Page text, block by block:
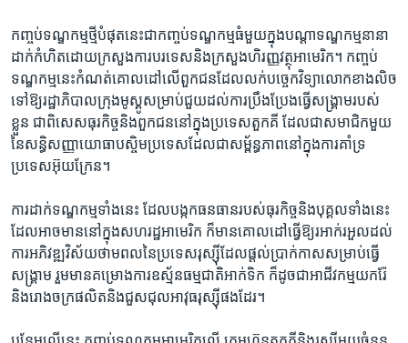
កញ្ចប់​ទណ្ឌកម្ម​ថ្មី​បំផុត​នេះ​ជា​កញ្ចប់ទណ្ឌកម្មធំមួយ​ក្នុង​បណ្តាទណ្ឌកម្ម​នានា
ដាក់កំហិត​ដោយ​ក្រសួង​ការបរទេស​និង​ក្រសួង​ហិរញ្ញវត្ថុអាមេរិក។ កញ្ចប់​
ទណ្ឌកម្ម​នេះកំណត់​គោលដៅ​លើ​ពួកជន​ដែល​លក់​បច្ចេកវិទ្យា​លោកខាង​លិច​
ទៅឱ្យ​រដ្ឋាភិបាល​ក្រុង​មូស្គូ​សម្រាប់​ជួយ​ដល់​ការប្រឹងប្រែង​ធ្វើ​សង្គ្រាម​របស់​
ខ្លួន ​ជាពិសេស​ធុរកិច្ច​និង​ពួក​ជន​នៅ​ក្នុង​ប្រទេស​តួកគី ​ដែល​ជា​សមាជិក​មួយ
នៃសន្ធិសញ្ញា​យោធា​បស្ចិម​ប្រទេស​ដែល​ជា​សម្ព័ន្ធភាពនៅ​ក្នុង​ការគាំទ្រ​
ប្រទេស​អ៊ុយក្រែន។
ការ​ដាក់​ទណ្ឌកម្ម​ទាំងនេះ ​ដែល​បង្កកធនធាន​របស់​ធុរកិច្ច​និង​បុគ្គល​ទាំង​នេះ
ដែល​អាច​មាន​នៅ​ក្នុង​សហរដ្ឋ​អាមេរិក ​ក៏​មាន​គោលដៅធ្វើឱ្យរអាក់​រអួល​ដល់​
ការ​អភិវឌ្ឍវិស័យ​ថាមពល​នៃ​ប្រទេស​រុស្ស៊ី​ដែល​ផ្តល់​ប្រាក់​កាស​សម្រាប់​ធ្វើ​
សង្គ្រាម រួម​មាន​គម្រោងការ​ឧស្ម័ន​ធម្មជាតិ​អាក់ទិក​ ក៏ដូចជា​អាជីវកម្មយក​រ៉ែ​
និងរោងចក្រ​ផលិត​និង​ជួសជុល​អាវុធ​រុស្ស៊ី​ផង​ដែរ។